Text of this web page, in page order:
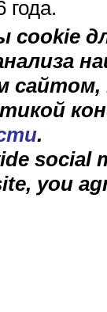
года.
.
social
you